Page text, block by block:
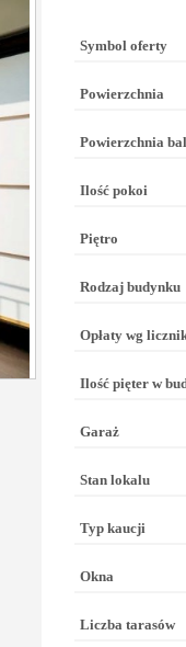
Symbol oferty
Powierzchnia
Powierzchnia
Ilość pokoi
Piętro
Rodzaj budynku
Opłaty wg
Ilość pięter w
Garaż
Stan lokalu
Typ kaucji
Okna
Liczba tarasów